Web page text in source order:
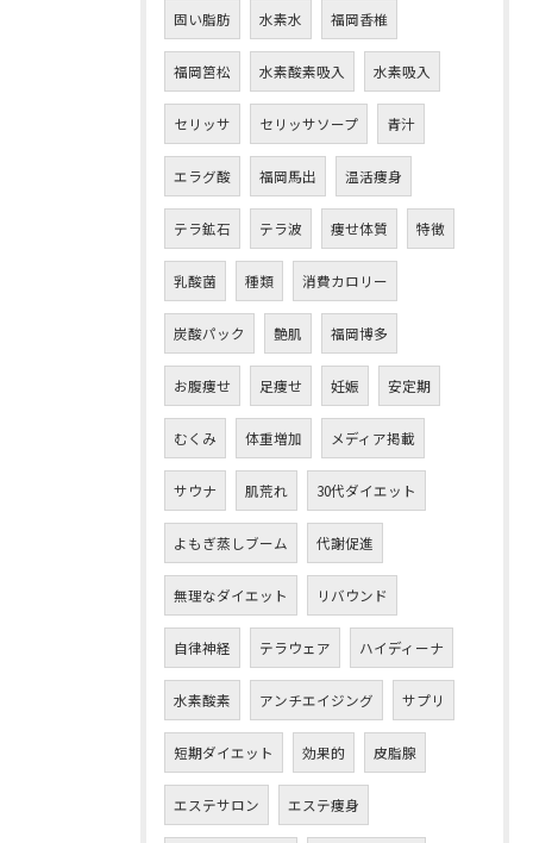
固い脂肪 水素水 福岡香椎
福岡筥松 水素酸素吸入 水素吸入
セリッサ セリッサソープ 青汁
エラグ酸 福岡馬出 温活痩身
テラ鉱石 テラ波 痩せ体質 特徴
乳酸菌 種類 消費カロリー
炭酸パック 艶肌 福岡博多
お腹痩せ 足痩せ 妊娠 安定期
むくみ 体重増加 メディア掲載
サウナ 肌荒れ 30代ダイエット
よもぎ蒸しブーム 代謝促進
無理なダイエット リバウンド
自律神経 テラウェア ハイディーナ
水素酸素 アンチエイジング サプリ
短期ダイエット 効果的 皮脂腺
エステサロン エステ痩身
ご予約はこちら